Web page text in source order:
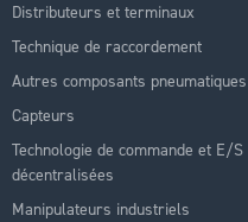
Distributeurs et terminaux
Technique de raccordement
Autres composants pneumatiques
Capteurs
Technologie de commande et E/S
décentralisées
Manipulateurs industriels